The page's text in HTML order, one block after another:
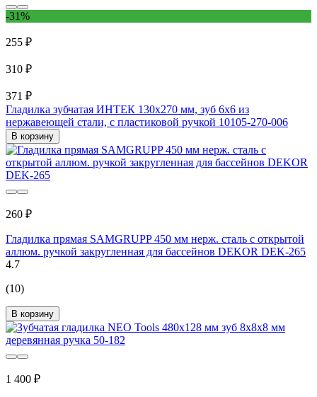
-31%
255 ₽
310 ₽
371 ₽
Гладилка зубчатая ИНТЕК 130х270 мм, зуб 6x6 из
нержавеющей стали, с пластиковой ручкой 10105-270-006
В корзину
260 ₽
Гладилка прямая SAMGRUPP 450 мм нерж. сталь с открытой
аллюм. ручкой закругленная для бассейнов DEKOR DEK-265
4.7
(10)
В корзину
1 400 ₽